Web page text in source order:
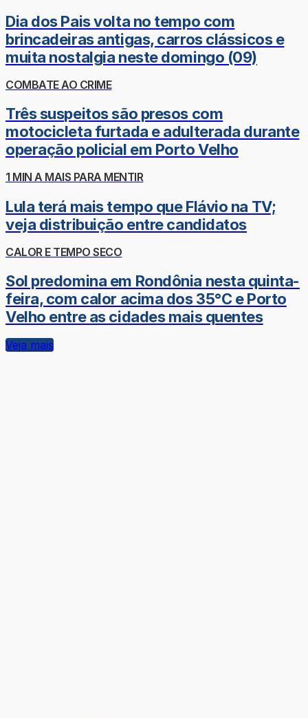
Dia dos Pais volta no tempo com
brincadeiras antigas, carros clássicos e
muita nostalgia neste domingo (09)
COMBATE AO CRIME
Três suspeitos são presos com
motocicleta furtada e adulterada durante
operação policial em Porto Velho
1 MIN A MAIS PARA MENTIR
Lula terá mais tempo que Flávio na TV;
veja distribuição entre candidatos
CALOR E TEMPO SECO
Sol predomina em Rondônia nesta quinta-
feira, com calor acima dos 35°C e Porto
Velho entre as cidades mais quentes
Veja mais